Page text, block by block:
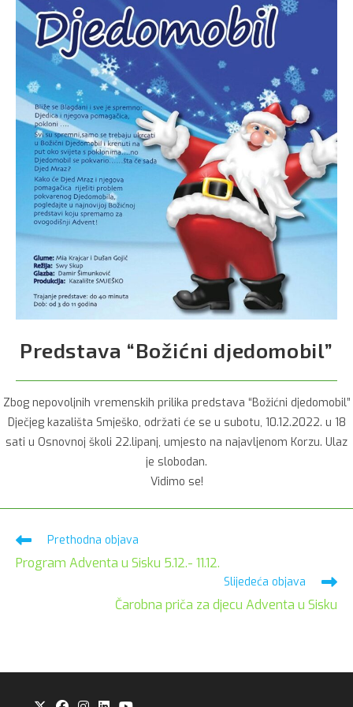
Predstava “Božićni djedomobil”
Zbog nepovoljnih vremenskih prilika predstava “Božićni djedomobil”
Dječjeg kazališta Smješko, održati će se u subotu, 10.12.2022. u 18
sati u Osnovnoj školi 22.lipanj, umjesto na najavljenom Korzu. Ulaz
je slobodan.
Vidimo se!
Pročitaj
više
članaka
Prethodna objava
Program Adventa u Sisku 5.12.- 11.12.
Slijedeća objava
Čarobna priča za djecu Adventa u Sisku